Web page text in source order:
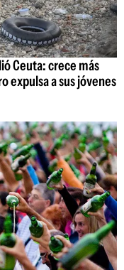
Ceuta: crece más
expulsa a sus jóvenes